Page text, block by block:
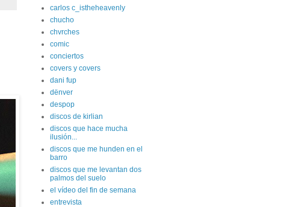
carlos c_istheheavenly
chucho
chvrches
comic
conciertos
covers y covers
dani fup
dënver
despop
discos de kirlian
discos que hace mucha
ilusión...
discos que me hunden en el
barro
discos que me levantan dos
palmos del suelo
el vídeo del fin de semana
entrevista